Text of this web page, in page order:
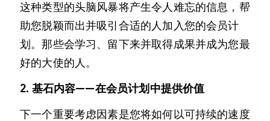
这种类型的头脑风暴将产生令人难忘的信息，帮
助您脱颖而出并吸引合适的人加入您的会员计
划。那些会学习、留下来并取得成果并成为您最
好的大使的人。
2. 基石内容——在会员计划中提供价值
下一个重要考虑因素是您将如何以可持续的速度